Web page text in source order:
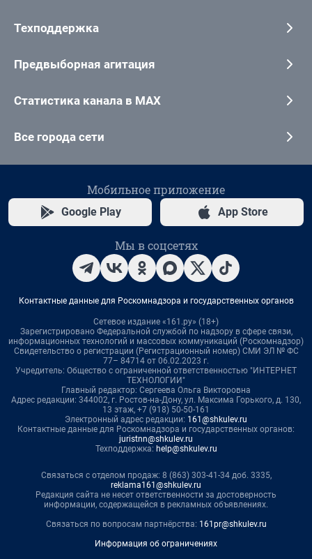
Техподдержка
Предвыборная агитация
Статистика канала в MAX
Все города сети
Мобильное приложение
Google Play App Store
Мы в соцсетях
Контактные данные для Роскомнадзора и государственных органов
Сетевое издание «161.ру» (18+)
Зарегистрировано Федеральной службой по надзору в сфере связи,
информационных технологий и массовых коммуникаций (Роскомнадзор)
Свидетельство о регистрации (Регистрационный номер) СМИ ЭЛ № ФС
77– 84714 от 06.02.2023 г.
Учредитель: Общество с ограниченной ответственностью "ИНТЕРНЕТ
ТЕХНОЛОГИИ"
Главный редактор: Сергеева Ольга Викторовна
Адрес редакции: 344002, г. Ростов-на-Дону, ул. Максима Горького, д. 130,
13 этаж, +7 (918) 50-50-161
Электронный адрес редакции: 161@shkulev.ru
Контактные данные для Роскомнадзора и государственных органов:
juristnn@shkulev.ru
Техподдержка: help@shkulev.ru
Связаться с отделом продаж: 8 (863) 303-41-34 доб. 3335,
reklama161@shkulev.ru
Редакция сайта не несет ответственности за достоверность
информации, содержащейся в рекламных объявлениях.
Связаться по вопросам партнёрства: 161pr@shkulev.ru
Информация об ограничениях